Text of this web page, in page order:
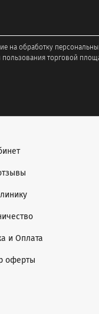
на обработку
торговой
и Оплата
оферты